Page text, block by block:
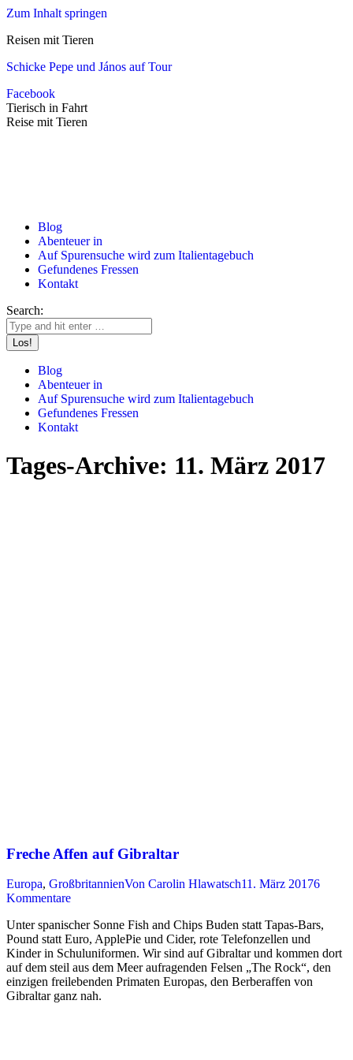
Zum Inhalt springen
Reisen mit Tieren
Schicke Pepe und János auf Tour
Facebook
Tierisch in Fahrt
Reise mit Tieren
Blog
Abenteuer in
Auf Spurensuche wird zum Italientagebuch
Gefundenes Fressen
Kontakt
Search:
Blog
Abenteuer in
Auf Spurensuche wird zum Italientagebuch
Gefundenes Fressen
Kontakt
Tages-Archive: 11. März 2017
Freche Affen auf Gibraltar
Europa, GroßbritannienVon Carolin Hlawatsch11. März 20176
Kommentare
Unter spanischer Sonne Fish and Chips Buden statt Tapas-Bars,
Pound statt Euro, ApplePie und Cider, rote Telefonzellen und
Kinder in Schuluniformen. Wir sind auf Gibraltar und kommen dort
auf dem steil aus dem Meer aufragenden Felsen „The Rock“, den
einzigen freilebenden Primaten Europas, den Berberaffen von
Gibraltar ganz nah.